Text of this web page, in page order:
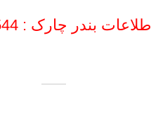
اطلاعات بندر چارک : 44280544